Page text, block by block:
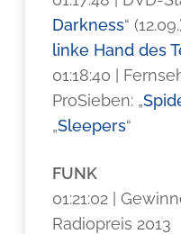
Darkness“
linke Hand des
01:18:40 |
ProSieben: „
„Sleepers“
FUNK
01:21:02 |
Radiopreis 2013